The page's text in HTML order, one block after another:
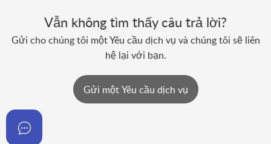
Vẫn không tìm thấy câu trả lời?
Gửi cho chúng tôi một Yêu cầu dịch vụ và chúng tôi sẽ liên
hệ lại với bạn.
Gửi một Yêu cầu dịch vụ